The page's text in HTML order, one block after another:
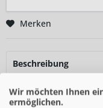
Merken
Beschreibung
Glas und ACP direkt
Wir möchten Ihnen
ermöglichen.